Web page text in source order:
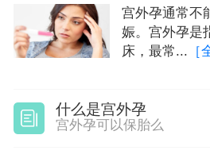
宫外孕通常不
娠。宫外孕是
床，最常... ［
什么是宫外孕
宫外孕可以保胎么